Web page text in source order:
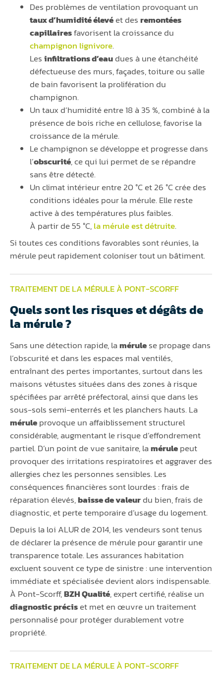
Des problèmes de ventilation provoquant un
taux d’humidité élevéet desremontées
capillairesfavorisent la croissance du
champignon lignivore.
Lesinfiltrations d’eaudues à une étanchéité
défectueuse des murs, façades, toiture ou salle
de bain favorisent la prolifération du
champignon.
Un taux d’humidité entre 18 à 35 %, combiné à la
présence de bois riche en cellulose, favorise la
croissance de la mérule.
Le champignon se développe et progresse dans
l’obscurité, ce qui lui permet de se répandre
sans être détecté.
Un climat intérieur entre 20 °C et 26 °C crée des
conditions idéales pour la mérule. Elle reste
active à des températures plus faibles.
À partir de 55 °C,la mérule est détruite.
Si toutes ces conditions favorables sont réunies, la
mérule peut rapidement coloniser tout un bâtiment.
TRAITEMENT DE LA MÉRULE À PONT-SCORFF
Quels sont les risques et dégâts de
la mérule ?
Sans une détection rapide, lamérulese propage dans
l’obscurité et dans les espaces mal ventilés,
entraînant des pertes importantes, surtout dans les
maisons vétustes situées dans des zones à risque
spécifiées par arrêté préfectoral, ainsi que dans les
sous-sols semi-enterrés et les planchers hauts. La
méruleprovoque un affaiblissement structurel
considérable, augmentant le risque d’effondrement
partiel. D’un point de vue sanitaire, lamérulepeut
provoquer des irritations respiratoires et aggraver des
allergies chez les personnes sensibles. Les
conséquences financières sont lourdes : frais de
réparation élevés,baisse de valeurdu bien, frais de
diagnostic, et perte temporaire d’usage du logement.
Depuis la loi ALUR de 2014, les vendeurs sont tenus
de déclarer la présence de mérule pour garantir une
transparence totale. Les assurances habitation
excluent souvent ce type de sinistre : une intervention
immédiate et spécialisée devient alors indispensable.
À Pont-Scorff,BZH Qualité, expert certifié, réalise un
diagnostic préciset met en œuvre un traitement
personnalisé pour protéger durablement votre
propriété.
TRAITEMENT DE LA MÉRULE À PONT-SCORFF